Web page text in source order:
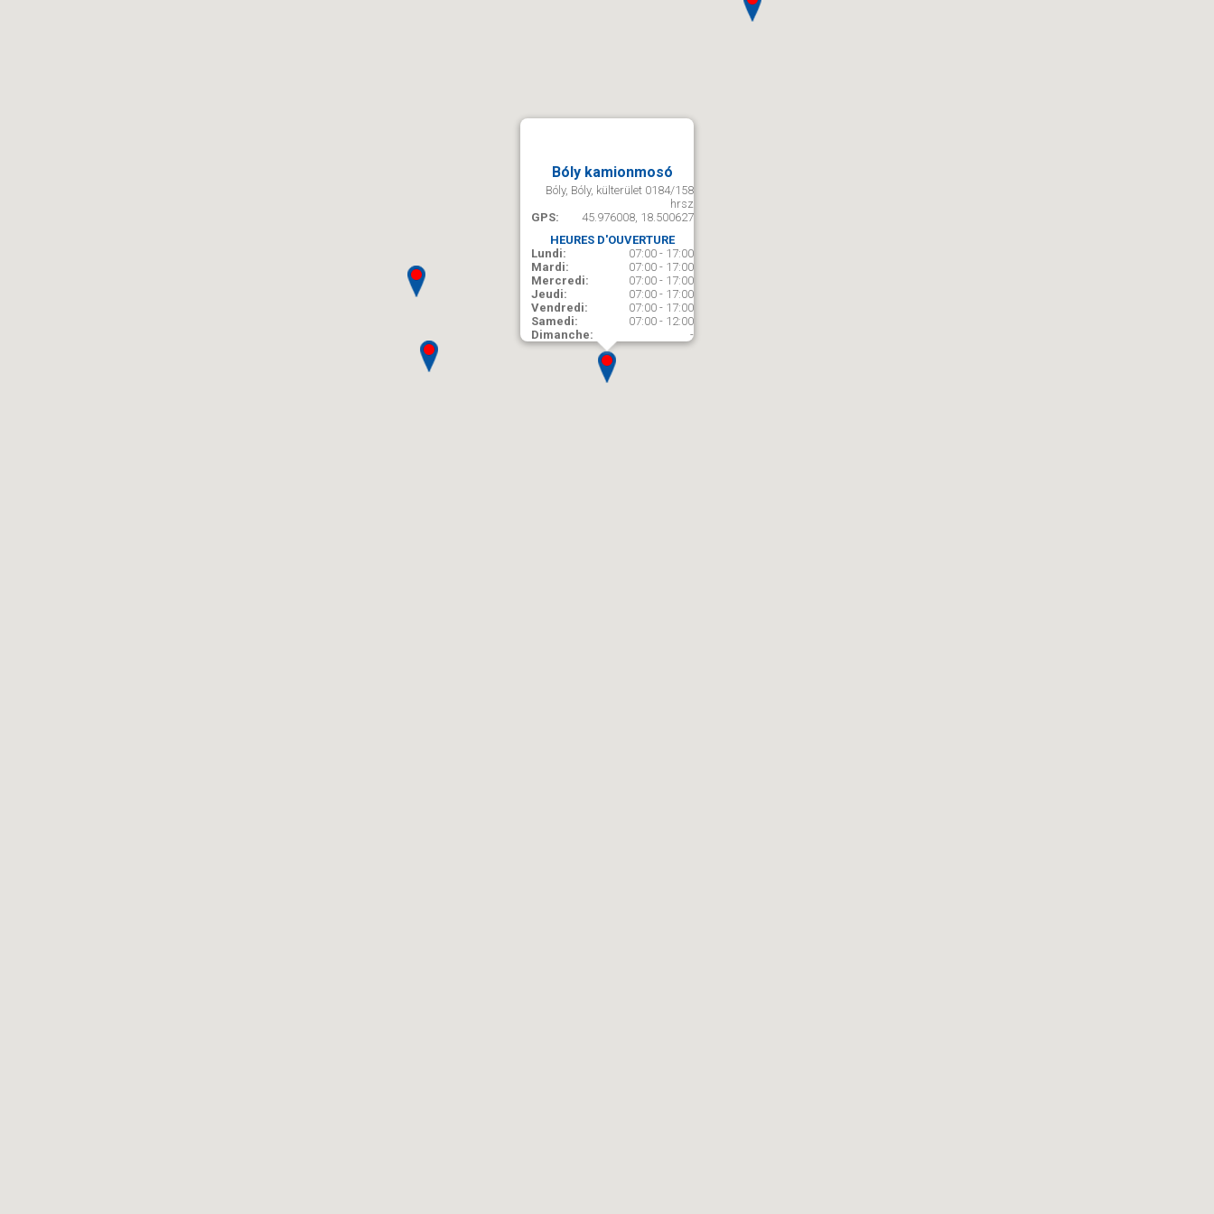
Bóly kamionmosó
Bóly, Bóly, külterület 0184/158
hrsz
GPS:
45.976008, 18.500627
HEURES D'OUVERTURE
Lundi:
07:00 - 17:00
Mardi:
07:00 - 17:00
Mercredi:
07:00 - 17:00
Jeudi:
07:00 - 17:00
Vendredi:
07:00 - 17:00
Samedi:
07:00 - 12:00
Dimanche:
-